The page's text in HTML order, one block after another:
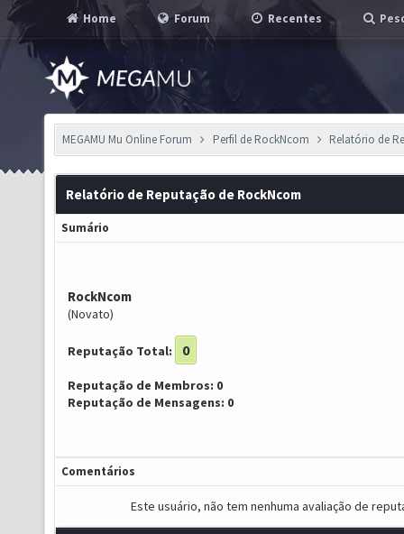
Home Forum Recentes
MEGAMU Mu Online Forum Perfil de RockNcom Relatório de
Relatório de Reputação de RockNcom
Sumário
RockNcom
(Novato)
Reputação Total: 0
Reputação de Membros: 0
Reputação de Mensagens: 0
Comentários
Este usuário, não tem nenhuma avaliação de